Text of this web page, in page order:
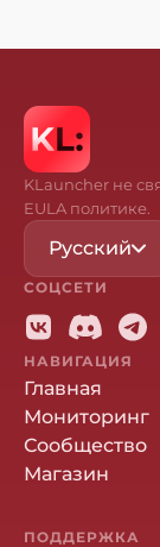
KLauncher не
EULA политике.
Русский
СОЦСЕТИ
НАВИГАЦИЯ
Главная
Мониторинг
Сообщество
Магазин
ПОДДЕРЖКА